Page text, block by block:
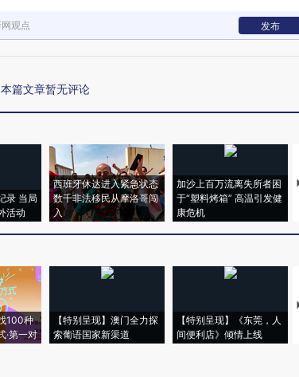
观点 发布
本篇文章暂无评论
录 当局
活动
西班牙休达进入紧急状态
数千非法移民从摩洛哥闯
入
加沙上百万流离失所者困
于“塑料烤箱” 高温引发健
康危机
100种
·第一对
【特别呈现】澳门全力探
索葡语国家新渠道
【特别呈现】《东莞，人
间便利店》倾情上线